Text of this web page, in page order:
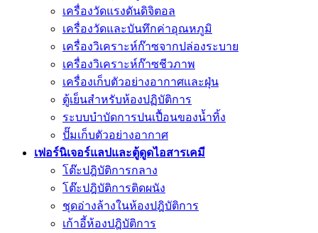
เครื่องวัดแรงดันดิจิตอล
เครื่องวัดและบันทึกค่าอุณหภูมิ
เครื่องวิเคราะห์ก๊าซจากปล่องระบาย
เครื่องวิเคราะห์ก๊าซชีวภาพ
เครื่องเก็บตัวอย่างอากาศเเละฝุ่น
ตู้เย็นสำหรับห้องปฏิบัติการ
ระบบบำบัดการปนเปื้อนของน้ำทิ้ง
ปั๊มเก็บตัวอย่างอากาศ
เฟอร์นิเจอร์แลปและตู้ดูดไอสารเคมี
โต๊ะปฎิบัติการกลาง
โต๊ะปฎิบัติการติดผนัง
ชุดอ่างล้างในห้องปฎิบัติการ
เก้าอี้ห้องปฎิบัติการ